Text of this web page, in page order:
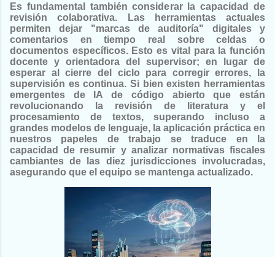
Es fundamental también considerar la capacidad de
revisión colaborativa. Las herramientas actuales
permiten dejar "marcas de auditoría" digitales y
comentarios en tiempo real sobre celdas o
documentos específicos. Esto es vital para la función
docente y orientadora del supervisor; en lugar de
esperar al cierre del ciclo para corregir errores, la
supervisión es continua. Si bien existen herramientas
emergentes de IA de código abierto que están
revolucionando la revisión de literatura y el
procesamiento de textos, superando incluso a
grandes modelos de lenguaje, la aplicación práctica en
nuestros papeles de trabajo se traduce en la
capacidad de resumir y analizar normativas fiscales
cambiantes de las diez jurisdicciones involucradas,
asegurando que el equipo se mantenga actualizado.